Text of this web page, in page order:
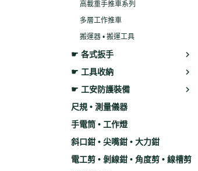
高載重手推車系列
多層工作推車
搬運器 • 搬運工具
☛ 各式扳手
☛ 工具收納
☛ 工安防護裝備
尺規 • 測量儀器
手電筒 • 工作燈
斜口鉗 • 尖嘴鉗 • 大力鉗
電工剪 • 剝線鉗 • 角度剪 • 線槽剪